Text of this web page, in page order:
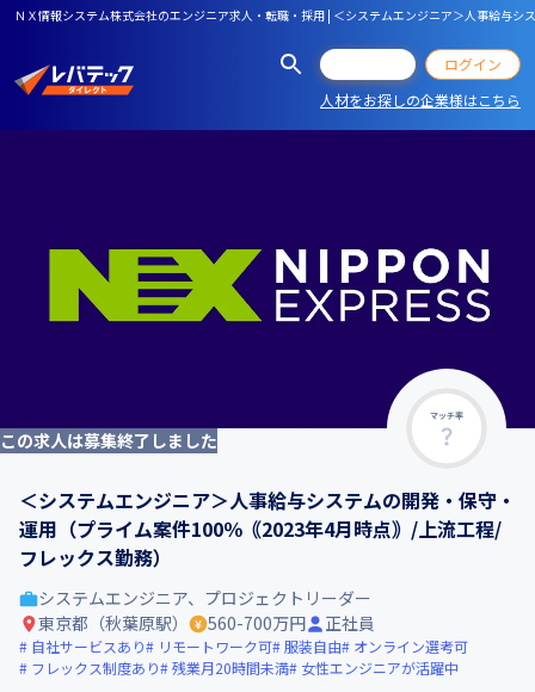
ＮＸ情報システム株式会社のエンジニア求人・転職・採用 | ＜システムエンジニア＞人事給与
ログイン
人材をお探しの企業様はこちら
マッチ率
この求人は募集終了しました
＜システムエンジニア＞人事給与システムの開発・保守・
運用（プライム案件100％｟2023年4月時点｠/上流工程/
フレックス勤務）
システムエンジニア、プロジェクトリーダー
東京都（秋葉原駅）
560-700万円 正社員
自社サービスあり リモートワーク可 服装自由
オンライン選考可
フレックス制度あり
残業月20時間未満 女性エンジニアが活躍中